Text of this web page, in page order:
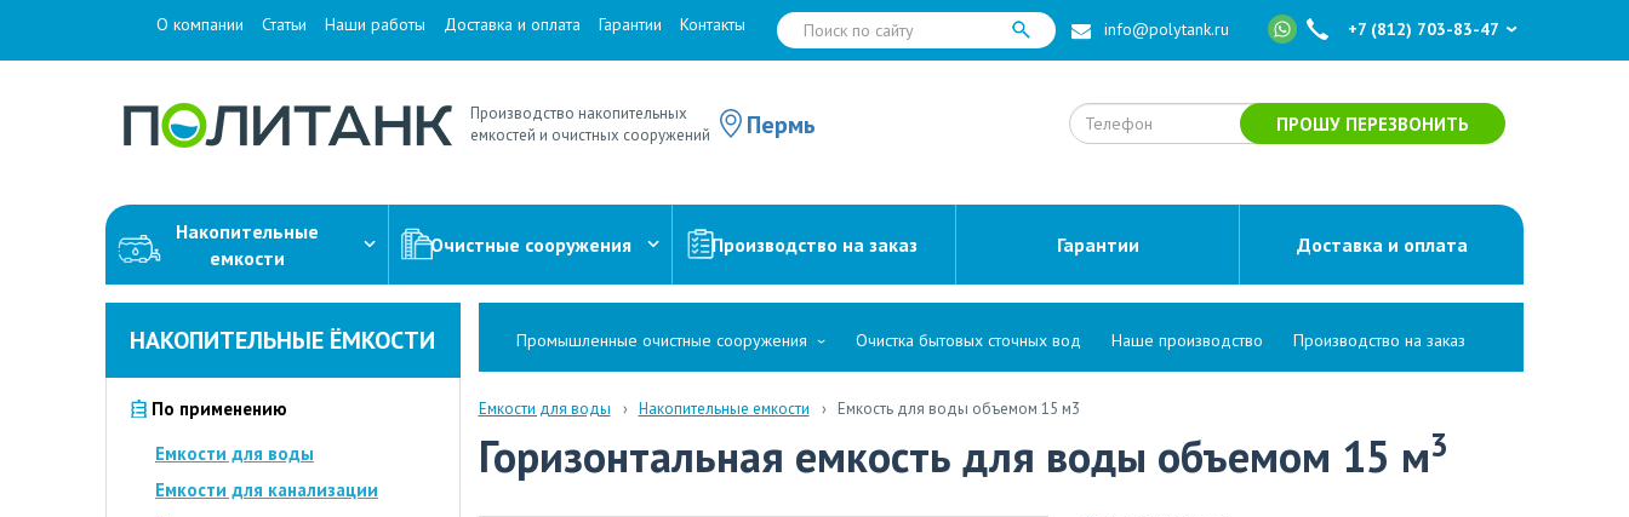
О компании Статьи Наши работы Доставка и оплата Гарантии Контакты info@polytank.ru +7 (812) 703-83-47
Пермь
Производство накопительных
емкостей и очистных сооружений
ПРОШУ ПЕРЕЗВОНИТЬ
Накопительные
емкости
Очистные сооружения Производство на заказ Гарантии Доставка и оплата
НАКОПИТЕЛЬНЫЕ ЁМКОСТИ
По применению
Емкости для воды
Емкости для канализации
Промышленные очистные сооружения Очистка бытовых сточных вод Наше производство Производство на заказ
Емкости для воды Накопительные емкости Емкость для воды объемом 15 м3
Горизонтальная емкость для воды объемом 15 м3